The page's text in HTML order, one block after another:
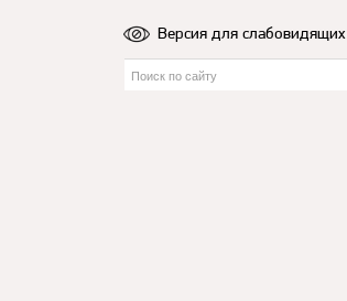
Версия для слабовидящих